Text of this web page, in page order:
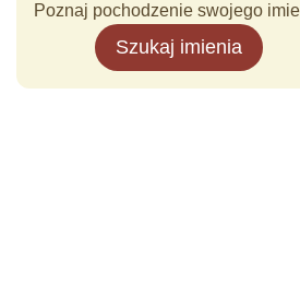
Poznaj pochodzenie swojego
Szukaj imienia